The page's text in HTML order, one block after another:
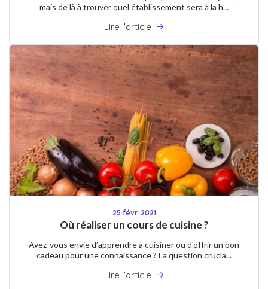
mais de là à trouver quel établissement sera à la h...
Lire l'article
25 févr. 2021
Où réaliser un cours de cuisine ?
Avez-vous envie d’apprendre à cuisiner ou d'offrir un bon
cadeau pour une connaissance ? La question crucia...
Lire l'article